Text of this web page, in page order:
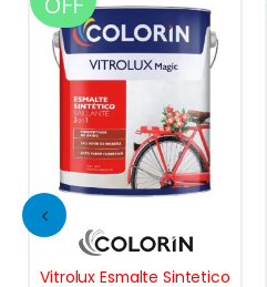
Vitrolux Esmalte Sintetico